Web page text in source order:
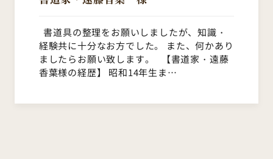
書道具の整理をお願いしましたが、知識・
経験共に十分なお方でした。 また、何かあり
ましたらお願い致します。 【書道家・遠藤
香葉様の経歴】 昭和14年生ま…